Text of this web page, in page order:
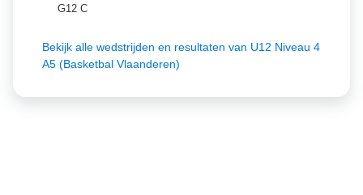
G12 C
Bekijk alle wedstrijden en resultaten van U12 Niveau 4
A5 (Basketbal Vlaanderen)